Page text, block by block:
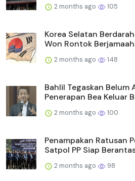
2 months ago 105
Korea Selatan
Won Rontok
2 months ago 148
Bahlil Tegaskan Belum
Penerapan Bea Keluar
2 months ago 100
Penampakan Ratusan
Satpol PP Siap Berantas
2 months ago 98